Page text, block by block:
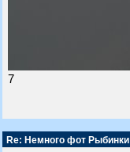
7
Re: Немного фот Рыбинки